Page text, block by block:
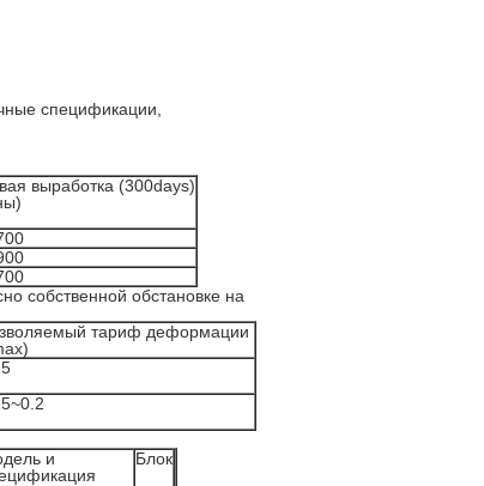
спецификации,
выработка (300days)
собственной обстановке на
тариф деформации
и
Блок